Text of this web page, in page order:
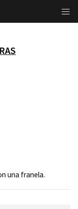
una franela.